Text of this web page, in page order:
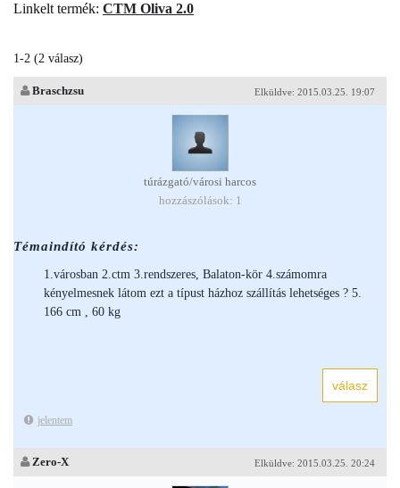
Linkelt termék: CTM Oliva 2.0
1-2 (2 válasz)
Elküldve: 2015.03.25. 19:07
Braschzsu
túrázgató/városi harcos
hozzászólások: 1
Témaindító kérdés:
1.városban 2.ctm 3.rendszeres, Balaton-kör 4.számomra
kényelmesnek látom ezt a típust házhoz szállítás lehetséges ? 5.
166 cm , 60 kg
jelentem
Elküldve: 2015.03.25. 20:24
Zero-X